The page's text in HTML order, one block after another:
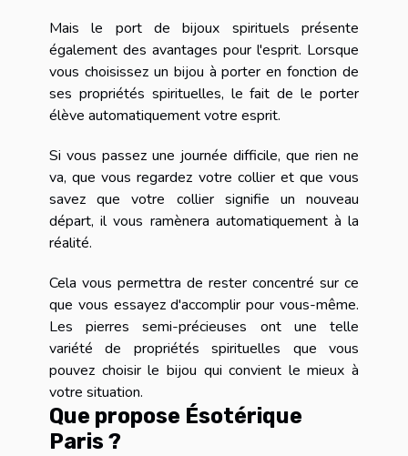
Mais le port de bijoux spirituels présente
également des avantages pour l'esprit. Lorsque
vous choisissez un bijou à porter en fonction de
ses propriétés spirituelles, le fait de le porter
élève automatiquement votre esprit.
Si vous passez une journée difficile, que rien ne
va, que vous regardez votre collier et que vous
savez que votre collier signifie un nouveau
départ, il vous ramènera automatiquement à la
réalité.
Cela vous permettra de rester concentré sur ce
que vous essayez d'accomplir pour vous-même.
Les pierres semi-précieuses ont une telle
variété de propriétés spirituelles que vous
pouvez choisir le bijou qui convient le mieux à
votre situation.
Que propose Ésotérique
Paris ?